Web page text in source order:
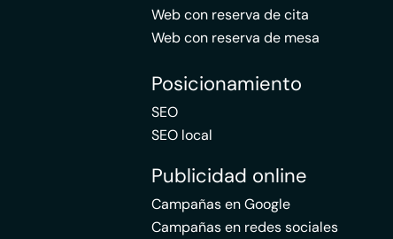
Web con reserva de cita
Web con reserva de mesa
Posicionamiento
SEO
SEO local
Publicidad online
Campañas en Google
Campañas en redes sociales